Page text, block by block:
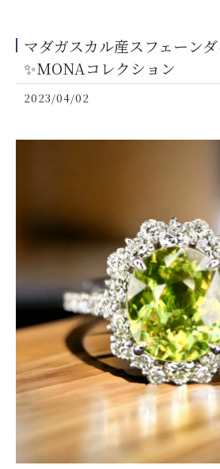
マダガスカル産スフェーン
✨MONAコレクション
2023/04/02